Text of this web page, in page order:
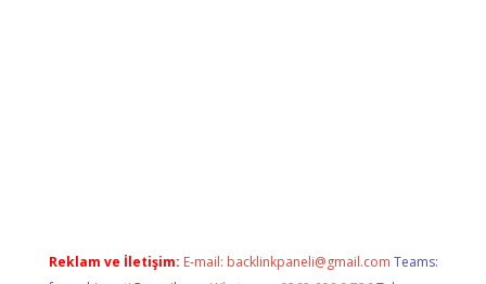
Reklam ve İletişim: E-mail: backlinkpaneli@gmail.com Teams: